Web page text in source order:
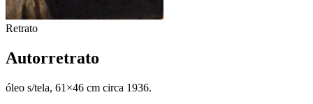
Retrato
Autorretrato
óleo s/tela, 61×46 cm circa 1936.